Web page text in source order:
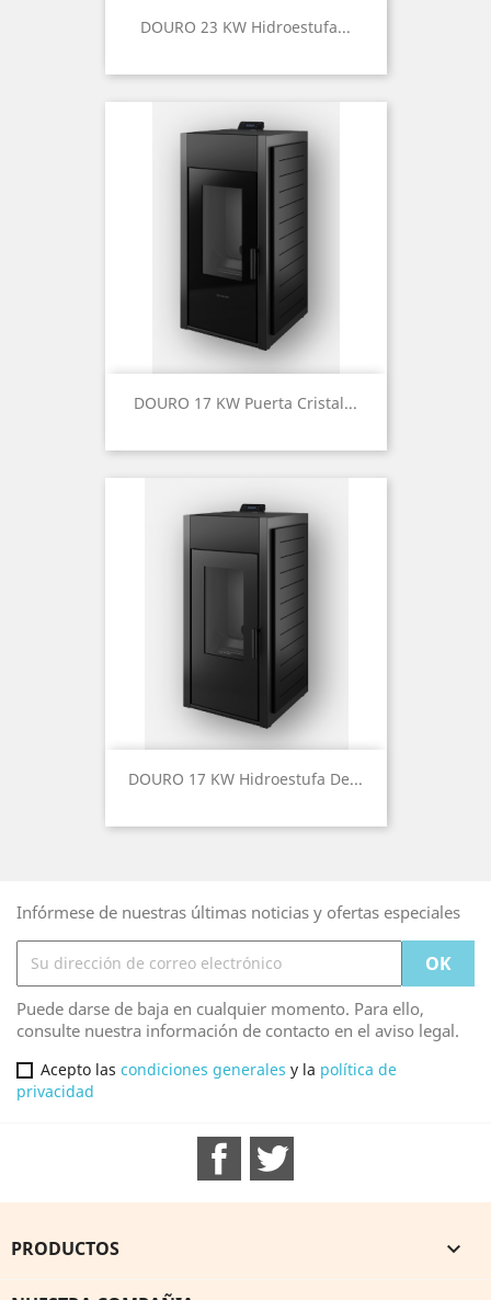
DOURO 23 KW Hidroestufa...
DOURO 17 KW Puerta Cristal...
DOURO 17 KW Hidroestufa De...
Infórmese de nuestras últimas noticias y ofertas especiales
Puede darse de baja en cualquier momento. Para ello,
consulte nuestra información de contacto en el aviso legal.
Acepto las condiciones generales y la política de
privacidad
Facebook
PRODUCTOS 